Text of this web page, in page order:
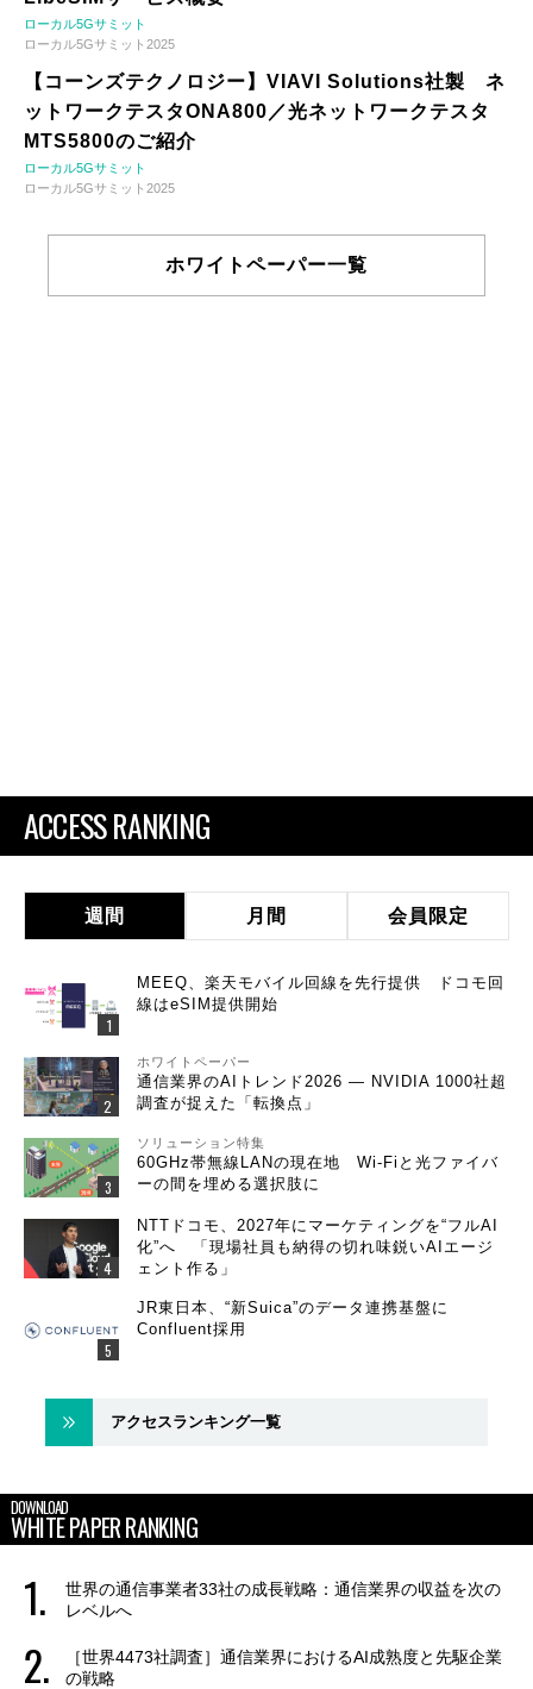
ローカル5Gサミット
ローカル5Gサミット2025
【コーンズテクノロジー】VIAVI Solutions社製 ネ
ットワークテスタONA800／光ネットワークテスタ
MTS5800のご紹介
ローカル5Gサミット
ローカル5Gサミット2025
ホワイトペーパー一覧
ACCESS RANKING
週間 月間 会員限定
MEEQ、楽天モバイル回線を先行提供 ドコモ回
線はeSIM提供開始
ホワイトペーパー
通信業界のAIトレンド2026 ― NVIDIA 1000社超
調査が捉えた「転換点」
ソリューション特集
60GHz帯無線LANの現在地 Wi-Fiと光ファイバ
ーの間を埋める選択肢に
NTTドコモ、2027年にマーケティングを“フルAI
化”へ 「現場社員も納得の切れ味鋭いAIエージ
ェント作る」
JR東日本、“新Suica”のデータ連携基盤に
Confluent採用
アクセスランキング一覧
DOWNLOAD
WHITE PAPER RANKING
世界の通信事業者33社の成長戦略：通信業界の収益を次の
レベルへ
［世界4473社調査］通信業界におけるAI成熟度と先駆企業
の戦略